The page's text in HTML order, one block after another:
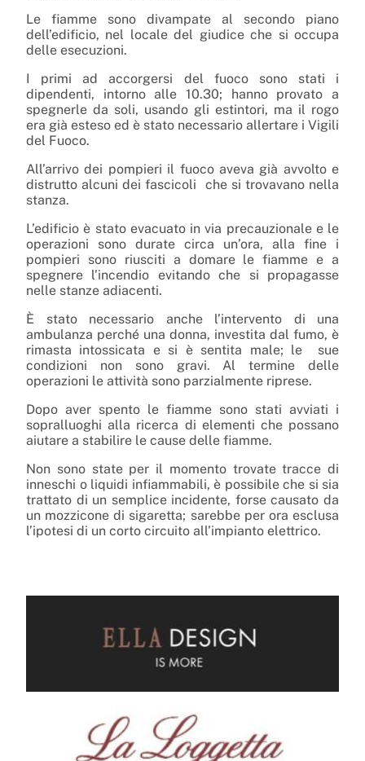
Le fiamme sono divampate al secondo piano
dell’edificio, nel locale del giudice che si occupa
delle esecuzioni.
I primi ad accorgersi del fuoco sono stati i
dipendenti, intorno alle 10.30; hanno provato a
spegnerle da soli, usando gli estintori, ma il rogo
era già esteso ed è stato necessario allertare i Vigili
del Fuoco.
All’arrivo dei pompieri il fuoco aveva già avvolto e
distrutto alcuni dei fascicoli che si trovavano nella
stanza.
L’edificio è stato evacuato in via precauzionale e le
operazioni sono durate circa un’ora, alla fine i
pompieri sono riusciti a domare le fiamme e a
spegnere l’incendio evitando che si propagasse
nelle stanze adiacenti.
È stato necessario anche l’intervento di una
ambulanza perché una donna, investita dal fumo, è
rimasta intossicata e si è sentita male; le sue
condizioni non sono gravi. Al termine delle
operazioni le attività sono parzialmente riprese.
Dopo aver spento le fiamme sono stati avviati i
sopralluoghi alla ricerca di elementi che possano
aiutare a stabilire le cause delle fiamme.
Non sono state per il momento trovate tracce di
inneschi o liquidi infiammabili, è possibile che si sia
trattato di un semplice incidente, forse causato da
un mozzicone di sigaretta; sarebbe per ora esclusa
l’ipotesi di un corto circuito all’impianto elettrico.